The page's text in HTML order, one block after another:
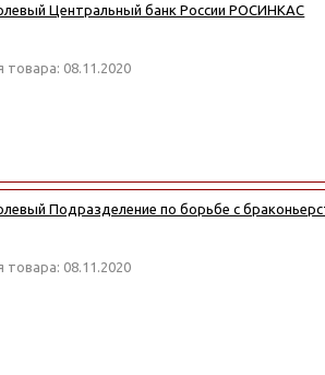
Центральный банк России РОСИНКАС
товара: 08.11.2020
Подразделение по борьбе с
08.11.2020